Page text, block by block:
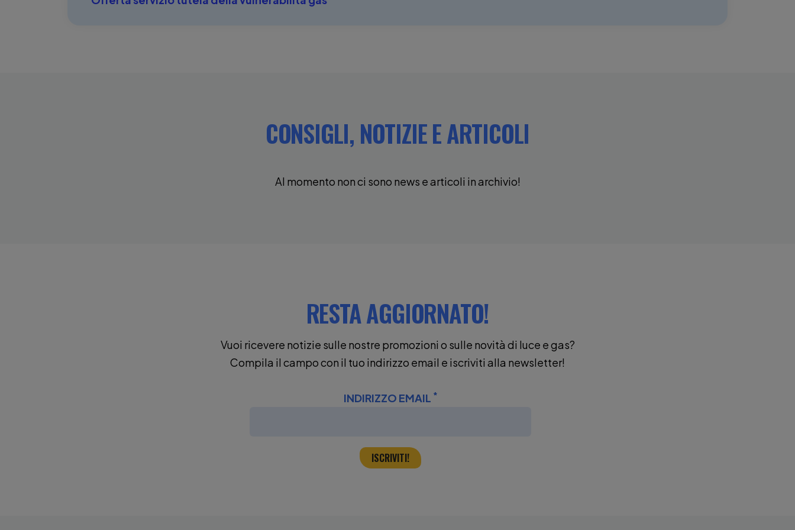
CONSIGLI, NOTIZIE E ARTICOLI
Al momento non ci sono news e articoli in archivio!
RESTA AGGIORNATO!
Vuoi ricevere notizie sulle nostre promozioni o sulle novità di luce e gas?
Compila il campo con il tuo indirizzo email e iscriviti alla newsletter!
INDIRIZZO EMAIL *(CAMPO OBBLIGATORIO)
ISCRIVITI!